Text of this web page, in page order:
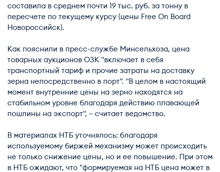
составила в среднем почти 19 тыс. руб. за тонну в
пересчете по текущему курсу (цены Free On Board
Новороссийск).
Как пояснили в пресс-службе Минсельхоза, цена
товарных аукционов ОЗК "включает в себя
транспортный тариф и прочие затраты на доставку
зерна непосредственно в порт". "В целом в настоящий
момент внутренние цены на зерно находятся на
стабильном уровне благодаря действию плавающей
пошлины на экспорт", – считает ведомство.
В материалах НТБ уточнялось: благодаря
используемому биржей механизму может происходить
не только снижение цены, но и ее повышение. При этом
в НТБ ожидают, что "формируемая на НТБ цена может в